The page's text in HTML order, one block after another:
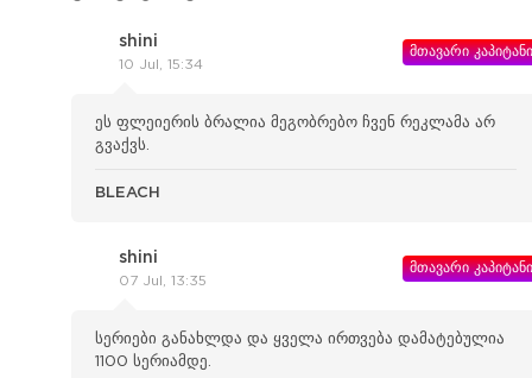
shini
10 Jul, 15:34
მთავარი კაპიტანი
ეს ფლეიერის ბრალია მეგობრებო ჩვენ რეკლამა არ
გვაქვს.
BLEACH
shini
07 Jul, 13:35
მთავარი კაპიტანი
სერიები განახლდა და ყველა ირთვება დამატებულია
1100 სერიამდე.